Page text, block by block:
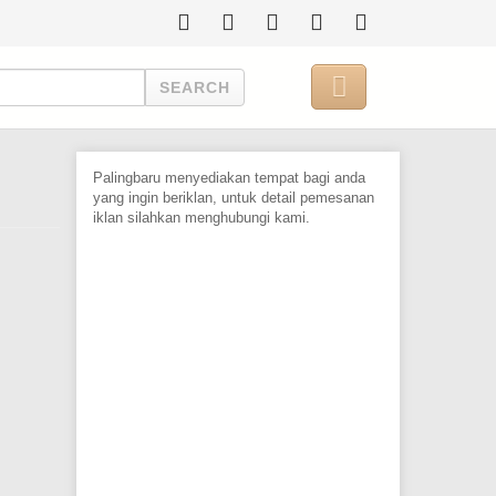
SEARCH

Palingbaru menyediakan tempat bagi anda
yang ingin beriklan, untuk detail pemesanan
iklan silahkan menghubungi kami.